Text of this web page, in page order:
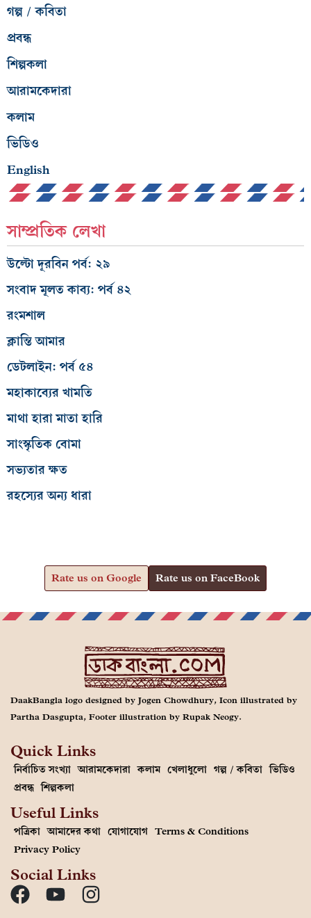
গল্প / কবিতা
প্রবন্ধ
শিল্পকলা
আরামকেদারা
কলাম
ভিডিও
English
সাম্প্রতিক লেখা
উল্টো দূরবিন পর্ব: ২৯
সংবাদ মূলত কাব্য: পর্ব ৪২
রংমশাল
ক্লান্তি আমার
ডেটলাইন: পর্ব ৫৪
মহাকাব্যের খামতি
মাথা হারা মাতা হারি
সাংস্কৃতিক বোমা
সভ্যতার ক্ষত
রহস্যের অন্য ধারা
Rate us on Google Rate us on FaceBook
DaakBangla logo designed by Jogen Chowdhury, Icon illustrated by
Partha Dasgupta, Footer illustration by Rupak Neogy.
Quick Links
নির্বাচিত সংখ্যা আরামকেদারা কলাম খেলাধুলো গল্প / কবিতা ভিডিও
প্রবন্ধ শিল্পকলা
Useful Links
পত্রিকা আমাদের কথা যোগাযোগ Terms & Conditions
Privacy Policy
Social Links